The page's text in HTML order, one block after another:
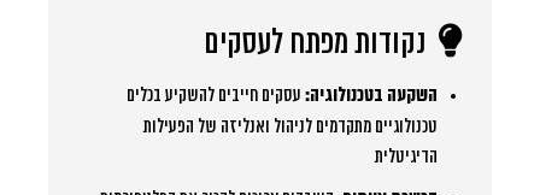
נקודות מפתח לעסקים
השקעה בטכנולוגיה: עסקים חייבים להשקיע בכלים
טכנולוגיים מתקדמים לניהול ואנליזה של הפעילות
הדיגיטלית